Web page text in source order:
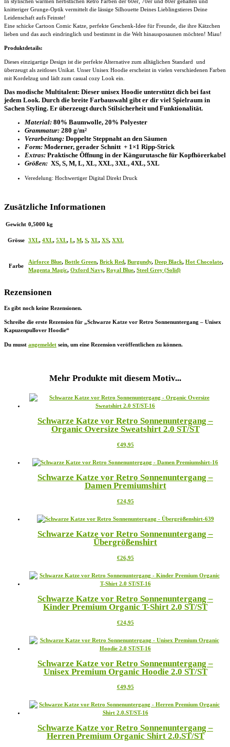
knitteriger Grunge-Optik vermittelt die lässige Silhouette Deines Lieblingstieres Deine
Leidenschaft aufs Feinste!
Eine schicke Cartoon Comic Katze, perfekte Geschenk-Idee für Freunde, die ihre Kätzchen
lieben und das auch eindringlich und bestimmt in die Welt hinausposaunen möchten! Miau!
Produktdetails:
Dieses einzigartige Design ist die perfekte Alternative zum alltäglichen Standard und
überzeugt als zeitloses Unikat. Unser Unisex Hoodie erscheint in vielen verschiedenen Farben
mit Kordelzug und lädt zum casual cozy Look ein.
Das modische Multitalent: Dieser unisex Hoodie unterstützt dich bei fast
jedem Look. Durch die breite Farbauswahl gibt er dir viel Spielraum in
Sachen Styling. Er überzeugt durch Stilsicherheit und Funktionalität.
Material: 80% Baumwolle, 20% Polyester
Grammatur: 280 g/m²
Verarbeitung: Doppelte Steppnaht an den Säumen
Form: Moderner, gerader Schnitt + 1×1 Ripp-Strick
Extras: Praktische Öffnung in der Kängurutasche für Kopfhörerkabel
Größen: XS, S, M, L, XL, XXL, 3XL, 4XL, 5XL
Veredelung: Hochwertiger Digital Direkt Druck
Zusätzliche Informationen
Gewicht 0,5000 kg
Grösse 3XL, 4XL, 5XL, L, M, S, XL, XS, XXL
Farbe
Airforce Blue, Bottle Green, Brick Red, Burgundy, Deep Black, Hot Chocolate,
Magenta Magic, Oxford Navy, Royal Blue, Steel Grey (Solid)
Rezensionen
Es gibt noch keine Rezensionen.
Schreibe die erste Rezension für „Schwarze Katze vor Retro Sonnenuntergang – Unisex
Kapuzenpullover Hoodie“
Du musst angemeldet sein, um eine Rezension veröffentlichen zu können.
Mehr Produkte mit diesem Motiv...
Schwarze Katze vor Retro Sonnenuntergang –
Organic Oversize Sweatshirt 2.0 ST/ST
€49,95Dieses
weist
Varianten
auf.
Optionen
auf
Produktseite
gewählt
Schwarze Katze vor Retro Sonnenuntergang –
Damen Premiumshirt
€24,95Dieses
weist
Varianten
auf.
Optionen
auf
der
gewählt
werden
Schwarze Katze vor Retro Sonnenuntergang –
Übergrößenshirt
€26,95Dieses
weist
mehrere
auf.
Die
können
der
Produktseite
werden
Schwarze Katze vor Retro Sonnenuntergang –
Kinder Premium Organic T-Shirt 2.0 ST/ST
€24,95Dieses
weist
mehrere
auf.
Die
können
der
Produktseite
werden
Schwarze Katze vor Retro Sonnenuntergang –
Unisex Premium Organic Hoodie 2.0 ST/ST
€49,95Dieses
weist
mehrere
auf.
Die
Schwarze Katze vor Retro Sonnenuntergang –
Herren Premium Organic Shirt 2.0.ST/ST